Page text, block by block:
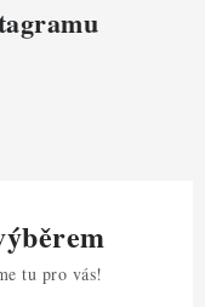
tu pro vás!